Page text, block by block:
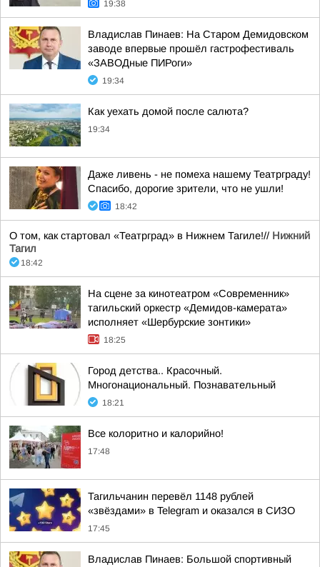
19:38
Владислав Пинаев: На Старом Демидовском
заводе впервые прошёл гастрофестиваль
«ЗАВОДные ПИРоги»
19:34
Как уехать домой после салюта?
19:34
Даже ливень - не помеха нашему Театрграду!
Спасибо, дорогие зрители, что не ушли!
18:42
О том, как стартовал «Театрград» в Нижнем Тагиле!// Нижний
Тагил
18:42
На сцене за кинотеатром «Современник»
тагильский оркестр «Демидов-камерата»
исполняет «Шербурские зонтики»
18:25
Город детства.. Красочный.
Многонациональный. Познавательный
18:21
Все колоритно и калорийно!
17:48
Тагильчанин перевёл 1148 рублей
«звёздами» в Telegram и оказался в СИЗО
17:45
Владислав Пинаев: Большой спортивный